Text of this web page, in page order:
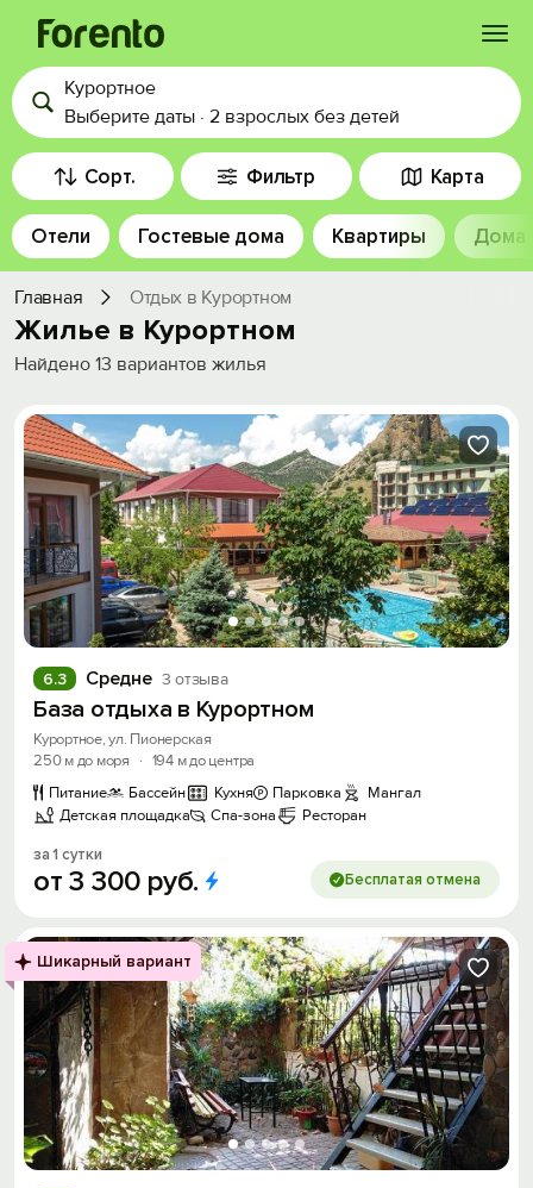
Войти
Избранное
История просмотра
Добавить свой объект
Курортное
Выберите даты · 2 взрослых без детей
Сорт. Фильтр Карта
Отели Гостевые дома Квартиры Дома
Главная Отдых в Курортном
Жилье в Курортном
Найдено 13 вариантов жилья
Средне 3 отзыва
6.3
База отдыха в Курортном
Курортное, ул. Пионерская
250 м до моря
· 194 м до центра
Питание
Бассейн Кухня Парковка
Мангал
Детская площадка
Спа-зона Ресторан
за 1 сутки
от3 300 руб. Бесплатая отмена
Шикарный вариант